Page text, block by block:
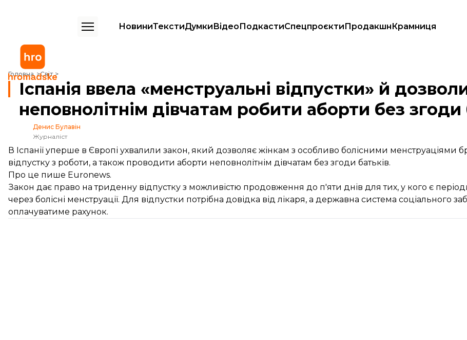
НовиниТекстиДумкиВідеоПодкастиСпецпроєктиПродакшнКрамниця
Головна Світ
Іспанія ввела «менструальні відпустки» й дозволила неповнолітнім дівчатам робити аборти без згоди батьків
Іспанія ввела «менструальні відпустки» й
неповнолітнім дівчатам робити аборти без згоди
Денис Булавін
Журналіст
В Іспанії уперше в Європі ухвалили закон, який дозволяє жінкам з особливо болісними менструаціями
відпустку з роботи, а також проводити аборти неповнолітнім дівчатам без згоди батьків.
Про це пише Euronews.
Закон дає право на триденну відпустку з можливістю продовження до п'яти днів для тих, у кого є
через болісні менструації. Для відпустки потрібна довідка від лікаря, а державна система соціального
оплачуватиме рахунок.